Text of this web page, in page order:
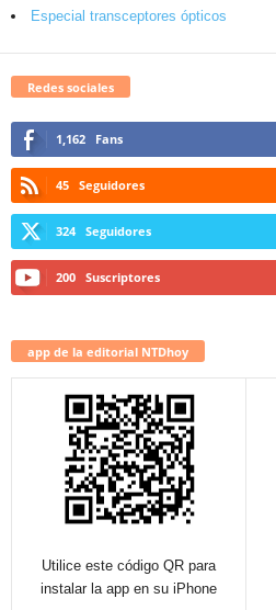
Especial transceptores ópticos
Redes sociales
1,162 Fans
45 Seguidores
324 Seguidores
200 Suscriptores
app de la editorial NTDhoy
Utilice este código QR para
instalar la app en su iPhone